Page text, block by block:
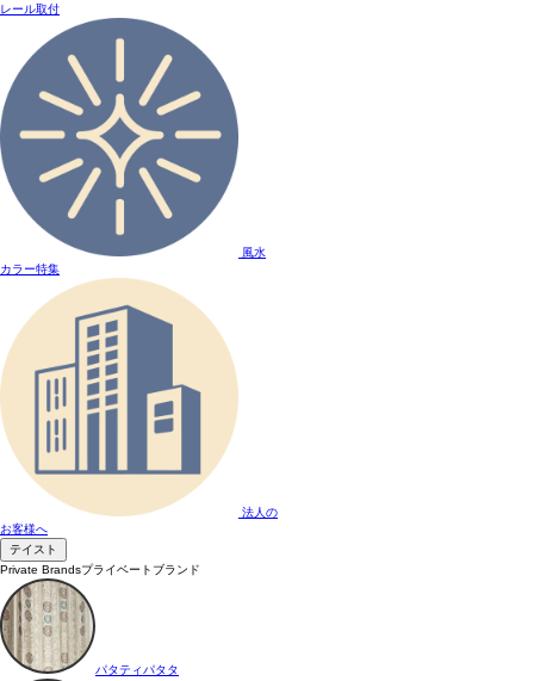
レール取付
風水
カラー特集
法人の
お客様へ
テイスト
Private Brandsプライベートブランド
パタティパタタ